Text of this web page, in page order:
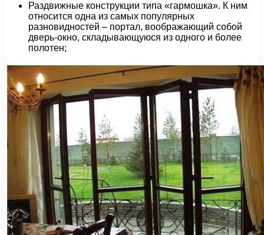
Раздвижные конструкции типа «гармошка». К ним
относится одна из самых популярных
разновидностей – портал, воображающий собой
дверь-окно, складывающуюся из одного и более
полотен;